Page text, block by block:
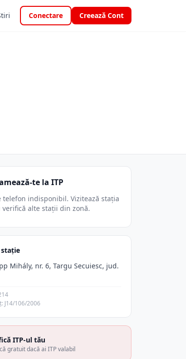
Conectare Creează Cont
te la ITP
telefon indisponibil. Vizitează stația
verifică alte stații din zonă.
Mihály, nr. 6, Targu Secuiesc, jud.
J14/106/2006
ITP-ul tău
gratuit dacă ai ITP valabil